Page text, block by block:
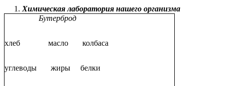
Химическая лаборатория нашего организма
Бутерброд
хлеб масло колбаса
углеводы жиры белки